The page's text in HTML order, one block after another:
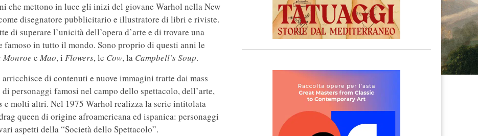
che mettono in luce gli inizi del giovane Warhol nella New
disegnatore pubblicitario e illustratore di libri e riviste.
di superare l’unicità dell’opera d’arte e di trovare una
in tutto il mondo. Sono proprio di questi anni le
e Mao, i Flowers, le Cow, la Campbell’s Soup.
di contenuti e nuove immagini tratte dai mass
personaggi famosi nel campo dello spettacolo, dell’arte,
e molti altri. Nel 1975 Warhol realizza la serie intitolata
queen di origine afroamericana ed ispanica: personaggi
aspetti della “Società dello Spettacolo”.